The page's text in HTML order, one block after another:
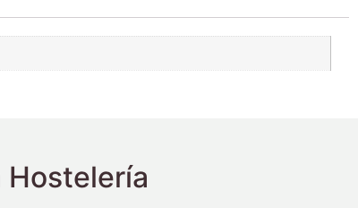
Hostelería